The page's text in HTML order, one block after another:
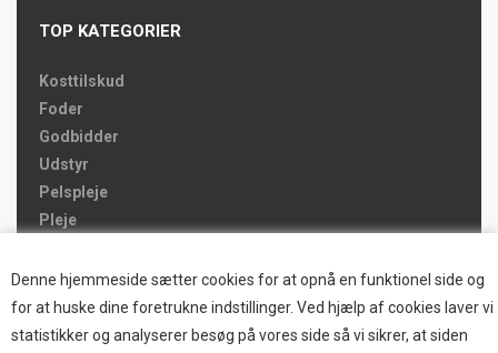
Denne hjemmeside sætter cookies for at opnå en funktionel side og
for at huske dine foretrukne indstillinger. Ved hjælp af cookies laver vi
statistikker og analyserer besøg på vores side så vi sikrer, at siden
TOP KATEGORIER
Kosttilskud
Foder
Godbidder
Udstyr
Pelspleje
Pleje
Brands
TOP BRANDS